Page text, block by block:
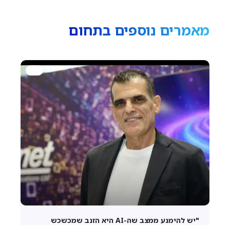
מאמרים נוספים בתחום
"יש להימנע ממצב שה-AI היא הזנב שמכשכש